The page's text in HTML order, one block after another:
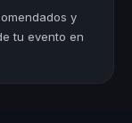
y
tu evento en